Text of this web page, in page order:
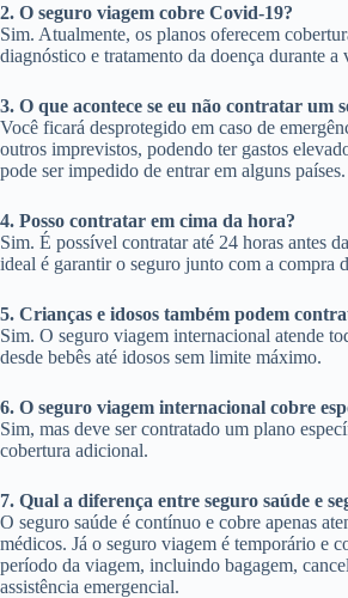
2. O seguro viagem cobre Covid-19?
Sim. Atualmente, os planos oferecem
diagnóstico e tratamento da doença durante a
3. O que acontece se eu não contratar um
Você ficará desprotegido em caso de
outros imprevistos, podendo ter gastos
pode ser impedido de entrar em alguns países.
4. Posso contratar em cima da hora?
Sim. É possível contratar até 24 horas antes
ideal é garantir o seguro junto com a compra
5. Crianças e idosos também podem
Sim. O seguro viagem internacional atende
desde bebês até idosos sem limite máximo.
6. O seguro viagem internacional cobre
Sim, mas deve ser contratado um plano
cobertura adicional.
7. Qual a diferença entre seguro saúde e
O seguro saúde é contínuo e cobre apenas
médicos. Já o seguro viagem é temporário e
período da viagem, incluindo bagagem,
assistência emergencial.